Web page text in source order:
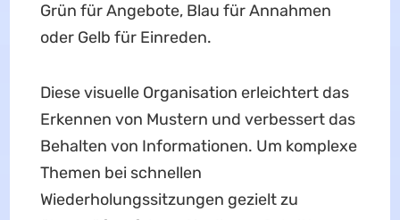
Grün für Angebote, Blau für Annahmen
oder Gelb für Einreden.
Diese visuelle Organisation erleichtert das
Erkennen von Mustern und verbessert das
Behalten von Informationen. Um komplexe
Themen bei schnellen
Wiederholungssitzungen gezielt zu